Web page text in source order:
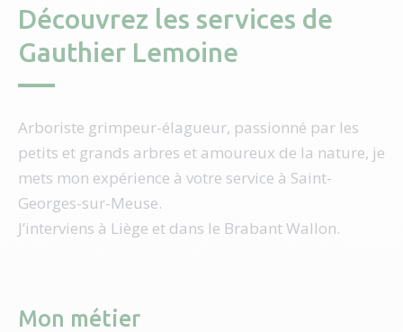
Découvrez les services de
Gauthier Lemoine
Arboriste grimpeur-élagueur, passionné par les
petits et grands arbres et amoureux de la nature, je
mets mon expérience à votre service à Saint-
Georges-sur-Meuse.
J’interviens à Liège et dans le Brabant Wallon.
Mon métier